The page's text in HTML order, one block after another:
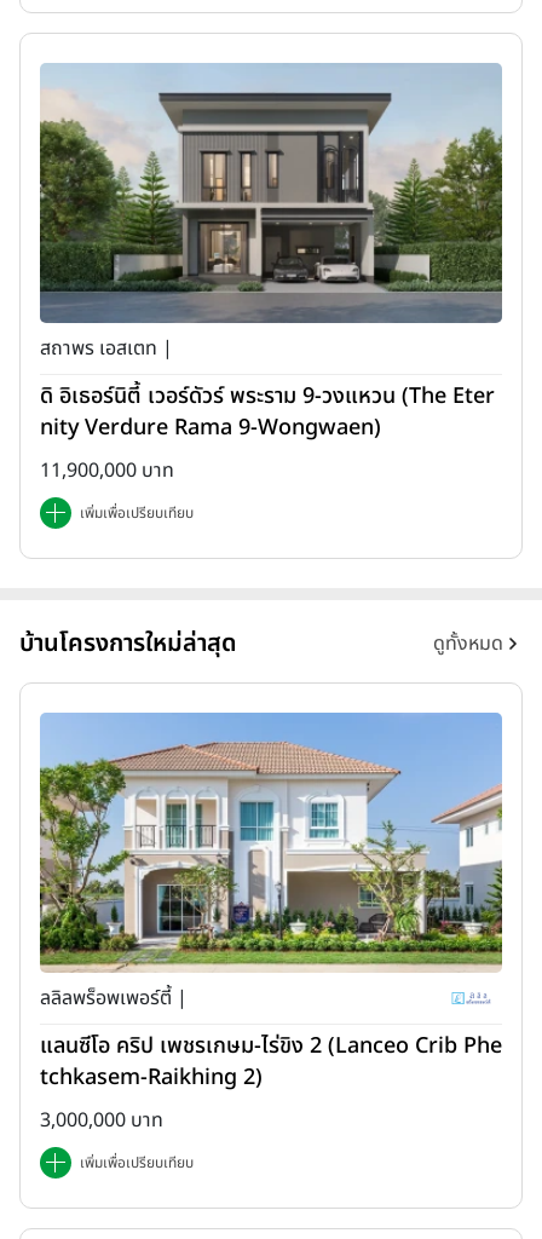
สถาพร เอสเตท |
ดิ อิเธอร์นิตี้ เวอร์ดัวร์ พระราม 9-วงแหวน (The Eter
nity Verdure Rama 9-Wongwaen)
11,900,000 บาท
เพิ่มเพื่อเปรียบเทียบ
บ้านโครงการใหม่ล่าสุด ดูทั้งหมด
ลลิลพร็อพเพอร์ตี้ |
แลนซีโอ คริป เพชรเกษม-ไร่ขิง 2 (Lanceo Crib Phe
tchkasem-Raikhing 2)
3,000,000 บาท
เพิ่มเพื่อเปรียบเทียบ